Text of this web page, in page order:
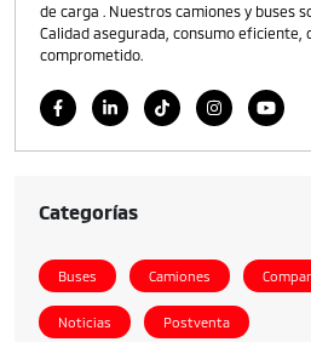
de carga . Nuestros camiones y buses
Calidad asegurada, consumo eficiente,
comprometido.
Categorías
Buses Camiones
Noticias Postventa